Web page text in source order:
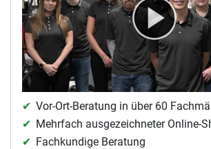
Vor-Ort-Beratung in über 60
Mehrfach ausgezeichneter Online-
Fachkundige Beratung